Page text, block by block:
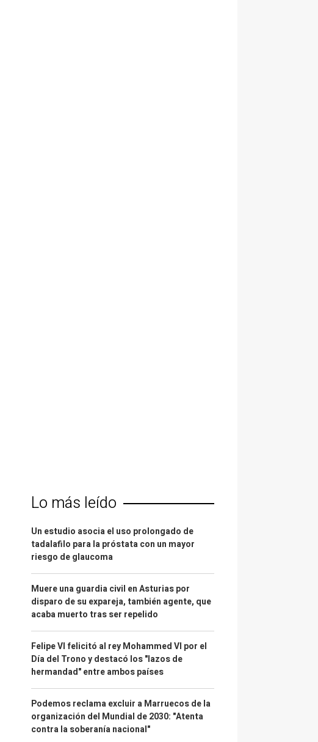
Lo más leído
Un estudio asocia el uso prolongado de
tadalafilo para la próstata con un mayor
riesgo de glaucoma
Muere una guardia civil en Asturias por
disparo de su expareja, también agente, que
acaba muerto tras ser repelido
Felipe VI felicitó al rey Mohammed VI por el
Día del Trono y destacó los "lazos de
hermandad" entre ambos países
Podemos reclama excluir a Marruecos de la
organización del Mundial de 2030: "Atenta
contra la soberanía nacional"